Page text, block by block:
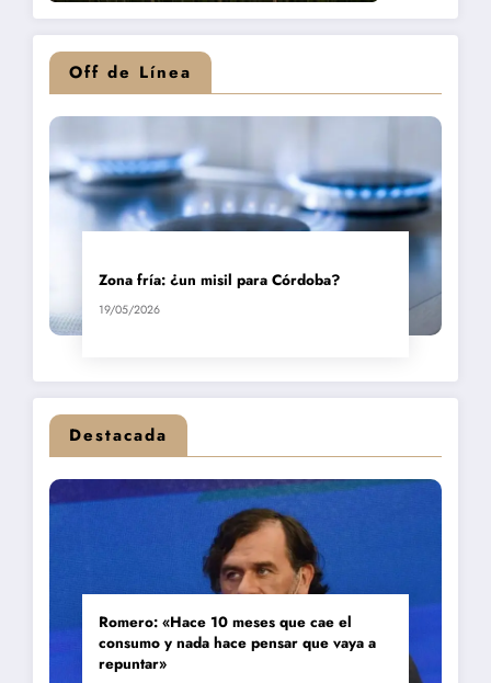
Off de Línea
Zona fría: ¿un misil para Córdoba?
19/05/2026
Destacada
Romero: «Hace 10 meses que cae el
consumo y nada hace pensar que vaya a
repuntar»